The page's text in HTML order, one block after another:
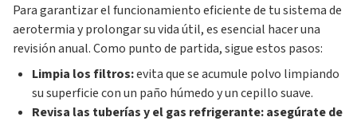
Para garantizar el funcionamiento eficiente de tu sistema de
aerotermia y prolongar su vida útil, es esencial hacer una
revisión anual. Como punto de partida, sigue estos pasos:
Limpia los filtros:evita que se acumule polvo limpiando
su superficie con un paño húmedo y un cepillo suave.
Revisa las tuberías y el gas refrigerante: asegúrate de